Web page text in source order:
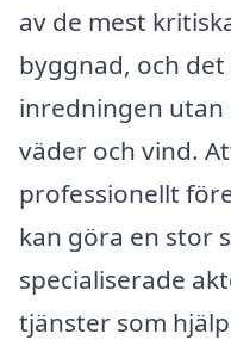
av de mest
byggnad, och
inredningen
väder och vind.
professionellt
kan göra en stor
specialiserade
tjänster som